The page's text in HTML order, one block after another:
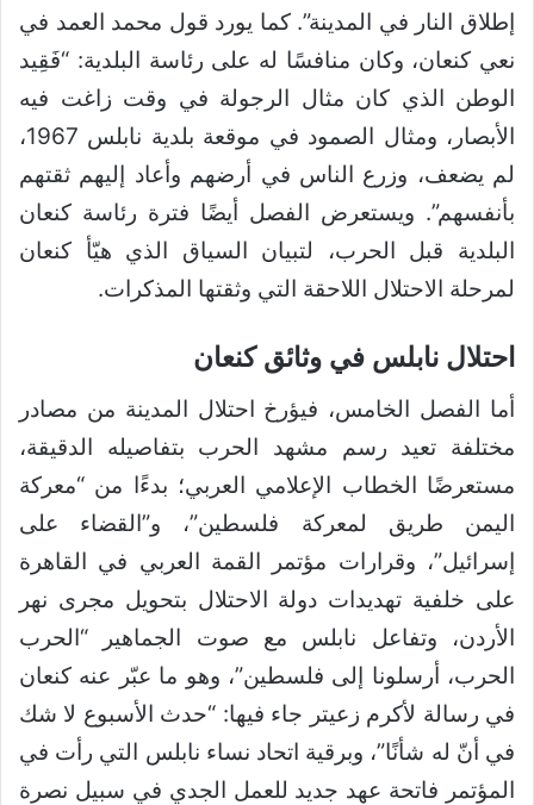
إطلاق النار في المدينة”. كما يورد قول محمد العمد في
نعي كنعان، وكان منافسًا له على رئاسة البلدية: “فَقِيد
الوطن الذي كان مثال الرجولة في وقت زاغت فيه
الأبصار، ومثال الصمود في موقعة بلدية نابلس 1967،
لم يضعف، وزرع الناس في أرضهم وأعاد إليهم ثقتهم
بأنفسهم”. ويستعرض الفصل أيضًا فترة رئاسة كنعان
البلدية قبل الحرب، لتبيان السياق الذي هيّأ كنعان
لمرحلة الاحتلال اللاحقة التي وثقتها المذكرات.
احتلال نابلس في وثائق كنعان
أما الفصل الخامس، فيؤرخ احتلال المدينة من مصادر
مختلفة تعيد رسم مشهد الحرب بتفاصيله الدقيقة،
مستعرضًا الخطاب الإعلامي العربي؛ بدءًا من “معركة
اليمن طريق لمعركة فلسطين”، و”القضاء على
إسرائيل”، وقرارات مؤتمر القمة العربي في القاهرة
على خلفية تهديدات دولة الاحتلال بتحويل مجرى نهر
الأردن، وتفاعل نابلس مع صوت الجماهير “الحرب
الحرب، أرسلونا إلى فلسطين”، وهو ما عبّر عنه كنعان
في رسالة لأكرم زعيتر جاء فيها: “حدث الأسبوع لا شك
في أنّ له شأنًا”، وبرقية اتحاد نساء نابلس التي رأت في
المؤتمر فاتحة عهد جديد للعمل الجدي في سبيل نصرة